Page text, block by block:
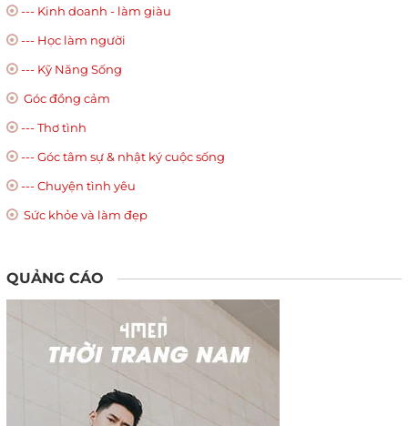
--- Kinh doanh - làm giàu
--- Học làm người
--- Kỹ Năng Sống
Góc đồng cảm
--- Thơ tình
--- Góc tâm sự & nhật ký cuộc sống
--- Chuyện tình yêu
Sức khỏe và làm đẹp
QUẢNG CÁO